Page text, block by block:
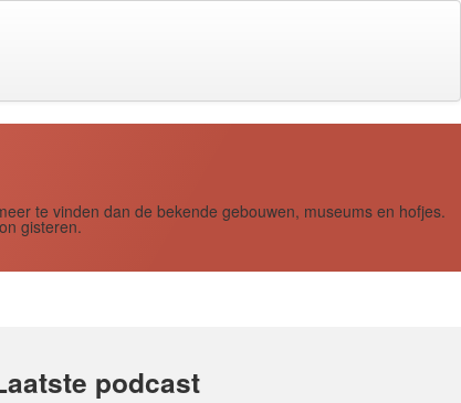
te vinden dan de bekende gebouwen, museums en hofjes.
gisteren.
podcast